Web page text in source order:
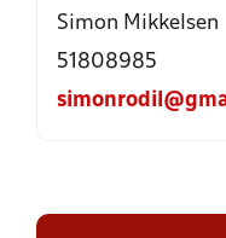
Simon Mikkelsen
51808985